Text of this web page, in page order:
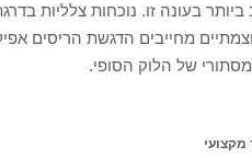
בעונה זו. נוכחות צלליות
מחייבים הדגשת הריסים
של הלוק הסופי.
מקצועי